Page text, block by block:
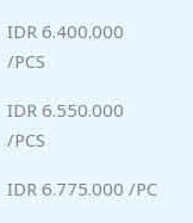
IDR 6.400.000
/PCS
IDR 6.550.000
/PCS
IDR 6.775.000 /PC